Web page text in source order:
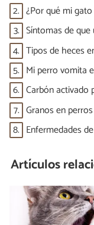
2. ¿Por qué mi
3. Síntomas de
4. Tipos de heces
5. Mi perro vomita
6. Carbón activado
7. Granos en
8. Enfermedades
Artículos